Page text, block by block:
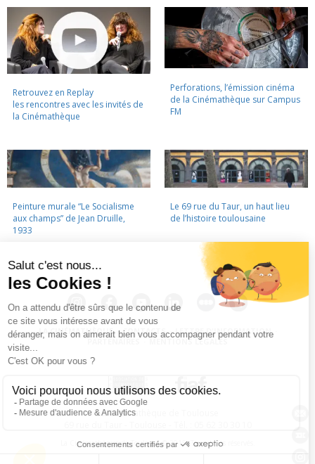
Retrouvez en Replay
les rencontres avec les invités de
la Cinémathèque
Perforations, l’émission cinéma
de la Cinémathèque sur Campus
FM
Peinture murale “Le Socialisme
aux champs” de Jean Druille,
1933
Le 69 rue du Taur, un haut lieu
de l’histoire toulousaine
LA CINÉMATHÈQUE CONTACTS · LETTRE D'INFORMATION
PARTENAIRES · MENTIONS LÉGALES
La Cinémathèque de Toulouse
La Cinémathèque de Toulouse © 2015. Tous droits réservés.